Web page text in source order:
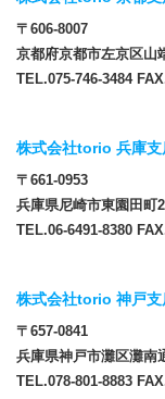
〒606-8007
京都府京都市左京区
TEL.075-746-3484
株式会社torio 兵庫支
〒661-0953
兵庫県尼崎市東園田
TEL.06-6491-8380
株式会社torio 神戸支
〒657-0841
兵庫県神戸市灘区灘南
TEL.078-801-8883